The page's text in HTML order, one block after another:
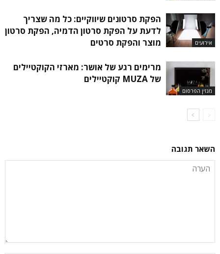
אירועים
הפקת סרטונים שיווקיים: כל מה שצריך
לדעת על הפקת סרטון הדמיה, הפקת סרטון
מוצר והפקת סרטים
מגזין הפרסום
מרימים רגע של אושר: מארזי הקוקטיילים
של MUZA קוקטיילים
השאר תגובה